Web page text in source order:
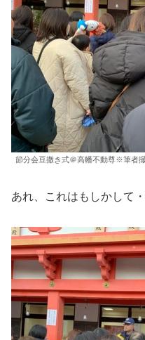
節分会豆撒き式＠高幡不動尊※筆者
あれ、これはもしかして・